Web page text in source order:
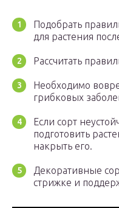
Подобрать
для растения
Рассчитать
Необходимо
грибковых
Если сорт
подготовить
накрыть его.
Декоративные
стрижке и